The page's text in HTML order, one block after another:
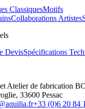
ClassiquesMotifs
Collaborations Artistes
DevisSpécifications
Atelier de fabrication
33600 Pessac
+33 (0)6 20 84